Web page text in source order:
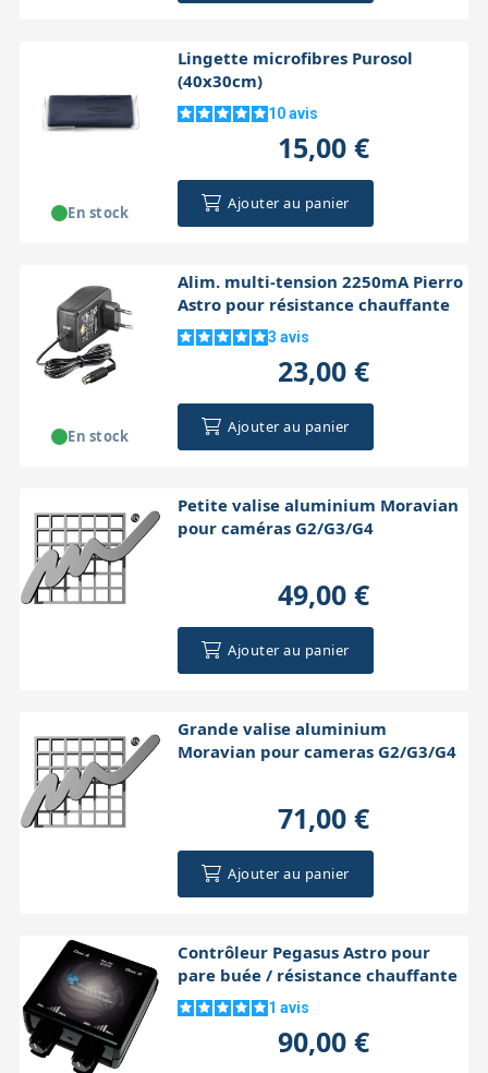
Lingette microfibres Purosol
(40x30cm)
10avis
15,00 €
Ajouter au panier
En stock
Alim. multi-tension 2250mA Pierro
Astro pour résistance chauffante
3 avis
23,00 €
Ajouter au panier
En stock
Petite valise aluminium Moravian
pour caméras G2/G3/G4
49,00 €
Ajouter au panier
Grande valise aluminium
Moravian pour cameras G2/G3/G4
71,00 €
Ajouter au panier
Contrôleur Pegasus Astro pour
pare buée / résistance chauffante
1 avis
90,00 €